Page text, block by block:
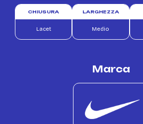
CHIUSURA
Lacet
LARGHEZZA
Medio
Marca